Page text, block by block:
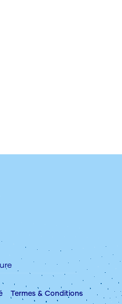
Termes & Conditions